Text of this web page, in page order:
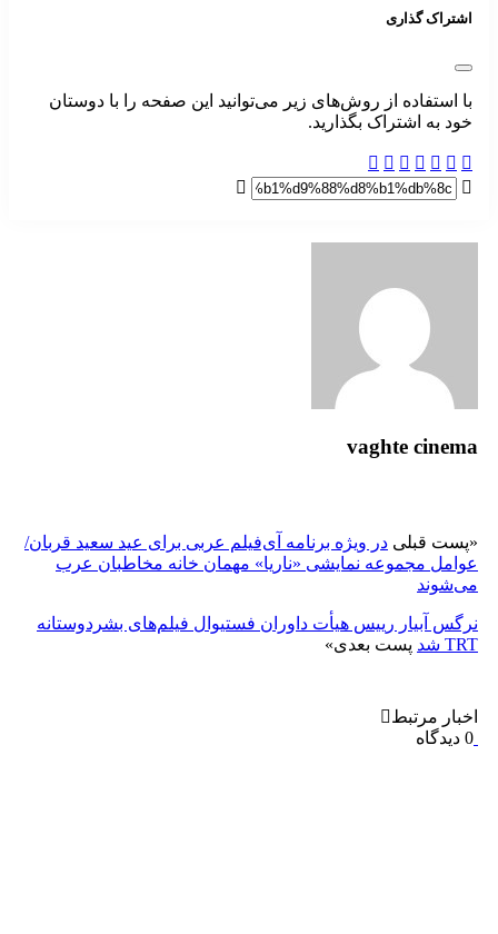
اشتراک گذاری
با استفاده از روش‌های زیر می‌توانید این صفحه را با دوستان
خود به اشتراک بگذارید.
vaghte cinema
پست قبلی در ویژه‌ برنامه آی‌فیلم عربی برای عید سعید قربان/
عوامل مجموعه نمایشی «ناریا» مهمان خانه مخاطبان عرب
می‌شوند
نرگس آبیار رییس هیأت داوران فستیوال فیلم‌های بشردوستانه
TRT شد
پست بعدی»
اخبار مرتبط